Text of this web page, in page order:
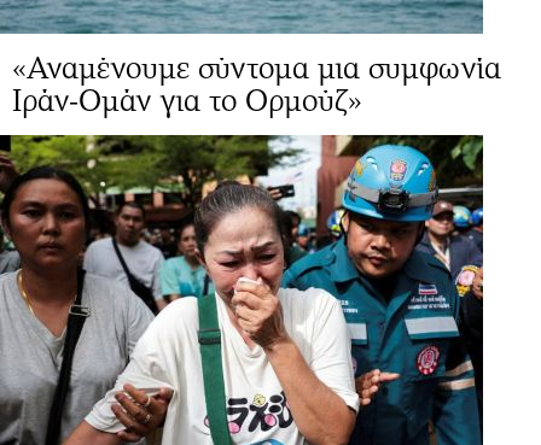
«Αναμένουμε σύντομα μια συμφωνία
Ιράν-Ομάν για το Ορμούζ»